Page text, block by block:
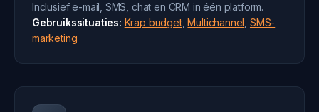
Inclusief e-mail, SMS, chat en CRM in één platform.
Gebruikssituaties: Krap budget,Multichannel SMS-
marketing